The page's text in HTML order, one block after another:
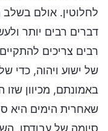
לחלוטין. אולם בשלב
דברים רבים יותר
רבים צריכים
של ישוע ויהוה, כדי
באמונתם, מכיוון
שאחרית הימים היא
סיומה של עבודתו.